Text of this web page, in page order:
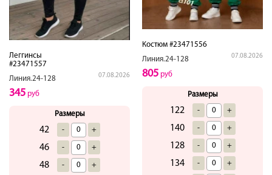
Леггинсы
#23471557
Линия.24-128
07.08.2026
345 руб
Размеры
42 - +
46 - +
48 - +
Костюм #23471556
Линия.24-128
07.08.2026
805 руб
Размеры
122 - +
140 - +
128 - +
134 - +